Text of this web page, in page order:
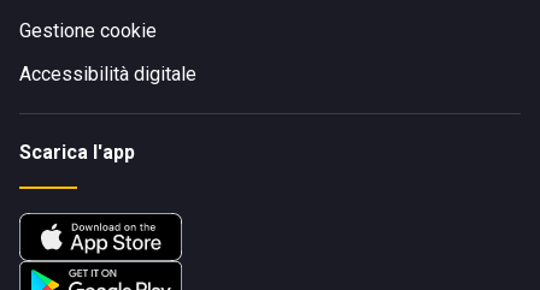
Gestione cookie
Accessibilità digitale
Scarica l'app